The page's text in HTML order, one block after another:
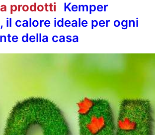
prodotti Kemper
il calore ideale per ogni
della casa